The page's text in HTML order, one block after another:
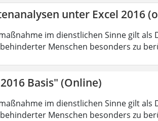
unter Excel 2016
im dienstlichen Sinne gilt als
Menschen besonders zu
Basis" (Online)
im dienstlichen Sinne gilt als
Menschen besonders zu